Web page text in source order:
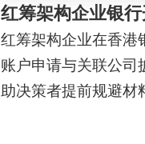
红筹架构企业银
红筹架构企业在香港
账户申请与关联公司
助决策者提前规避材